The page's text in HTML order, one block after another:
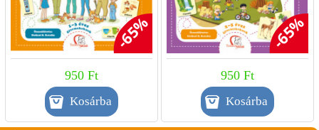
-65%
950 Ft
-65%
950 Ft